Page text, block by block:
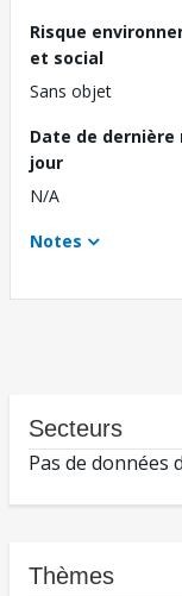
Risque
et social
Sans objet
Date de dernière
jour
N/A
Notes
Secteurs
Pas de données
Thèmes